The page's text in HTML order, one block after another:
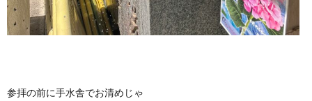
参拝の前に手水舎でお清めじゃ